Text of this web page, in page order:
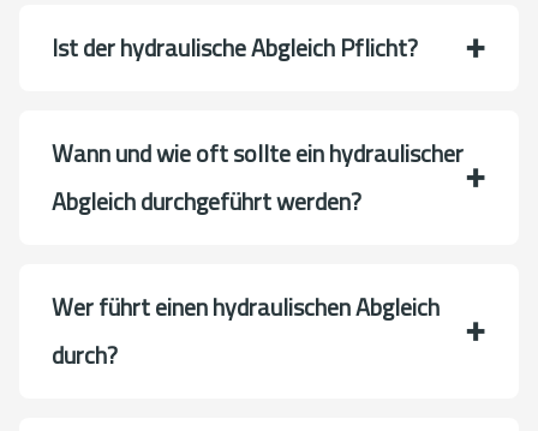
Ist der hydraulische Abgleich Pflicht?
Wann und wie oft sollte ein hydraulischer
Abgleich durchgeführt werden?
Wer führt einen hydraulischen Abgleich
durch?